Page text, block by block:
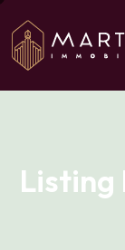
titolo
Listing